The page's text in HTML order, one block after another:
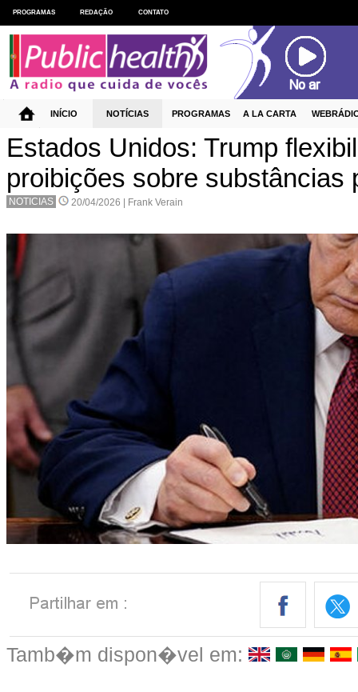
Estados Unidos: Trump
proibições sobre substâncias
NOTICIAS 20/04/2026 | Frank Verain
Tamb�m dispon�vel em:
PROGRAMAS REDAÇÃO CONTATO
INÍCIO NOTÍCIAS PROGRAMAS A LA CARTA